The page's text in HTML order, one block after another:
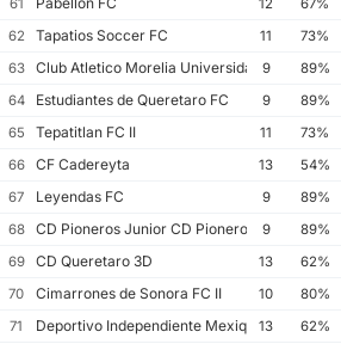
62
Tapatios Soccer FC 11 73%
63
Club Atletico Morelia Universidad Michoacana
9 89%
64
Estudiantes de Queretaro FC 9 89%
65
Tepatitlan FC II 11 73%
66
CF Cadereyta 13 54%
67
Leyendas FC 9 89%
68
CD Pioneros Junior CD Pioneros de Cancun II
9 89%
69
CD Queretaro 3D 13 62%
70
Cimarrones de Sonora FC II 10 80%
71
Deportivo Independiente Mexiquense
13 62%